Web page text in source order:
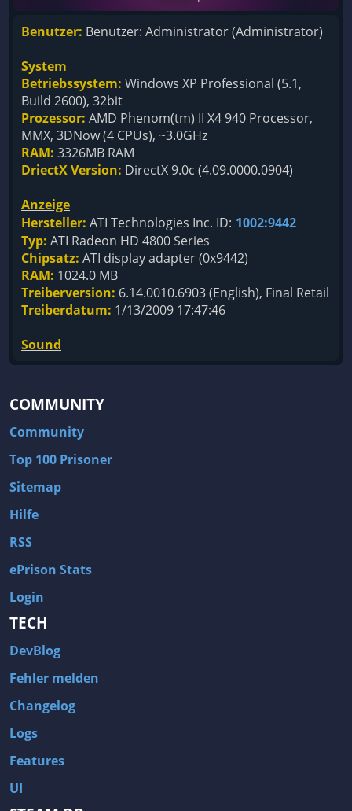
Benutzer: Benutzer: Administrator (Administrator)
System
Betriebssystem: Windows XP Professional (5.1,
Build 2600), 32bit
Prozessor: AMD Phenom(tm) II X4 940 Processor,
MMX, 3DNow (4 CPUs), ~3.0GHz
RAM: 3326MB RAM
DriectX Version: DirectX 9.0c (4.09.0000.0904)
Anzeige
Hersteller: ATI Technologies Inc. ID: 1002:9442
Typ: ATI Radeon HD 4800 Series
Chipsatz: ATI display adapter (0x9442)
RAM: 1024.0 MB
Treiberversion: 6.14.0010.6903 (English), Final Retail
Treiberdatum: 1/13/2009 17:47:46
Sound
COMMUNITY
Community
Top 100 Prisoner
Sitemap
Hilfe
RSS
ePrison Stats
Login
TECH
DevBlog
Fehler melden
Changelog
Logs
Features
UI